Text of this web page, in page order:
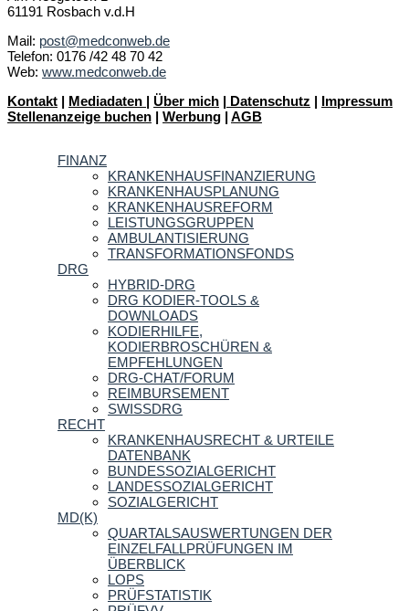
61191 Rosbach v.d.H
Mail: post@medconweb.de
Telefon: 0176 /42 48 70 42
Web: www.medconweb.de
Kontakt | Mediadaten | Über mich | Datenschutz | Impressum
Stellenanzeige buchen | Werbung | AGB
FINANZ
KRANKENHAUSFINANZIERUNG
KRANKENHAUSPLANUNG
KRANKENHAUSREFORM
LEISTUNGSGRUPPEN
AMBULANTISIERUNG
TRANSFORMATIONSFONDS
DRG
HYBRID-DRG
DRG KODIER-TOOLS &
DOWNLOADS
KODIERHILFE,
KODIERBROSCHÜREN &
EMPFEHLUNGEN
DRG-CHAT/FORUM
REIMBURSEMENT
SWISSDRG
RECHT
KRANKENHAUSRECHT & URTEILE
DATENBANK
BUNDESSOZIALGERICHT
LANDESSOZIALGERICHT
SOZIALGERICHT
MD(K)
QUARTALSAUSWERTUNGEN DER
EINZELFALLPRÜFUNGEN IM
ÜBERBLICK
LOPS
PRÜFSTATISTIK